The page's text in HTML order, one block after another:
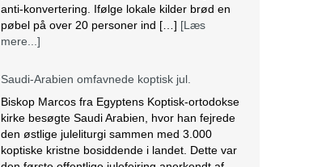
den østlige juleliturgi sammen med 3.000
koptiske kristne bosiddende i landet. Dette var
den første offentlige julefejring anerkendt af
pilgrimsfærdsstederne Mekka og Medina.
2012 for at hjælpe med at […]
[Læs mere...]
Lesbisk par i Costa Rica bliver viet efter